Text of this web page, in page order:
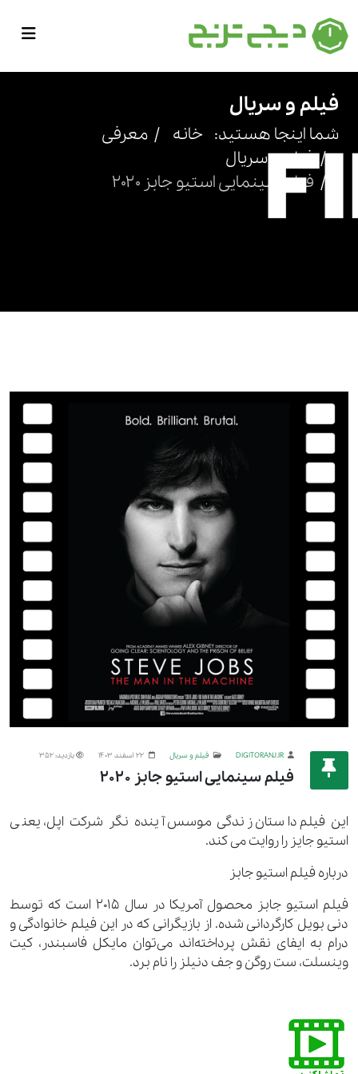
فیلم و سریال
شما اینجا هستید: خانه
معرفی
فیلم و سریال
فیلم سینمایی استیو جابز 2020
DIGITORANJ.IR فیلم و سریال 22 اسفند 1403 بازدید: 352
فیلم سینمایی استیو جابز 2020
این فیلم داستان زندگی موسس آینده نگر شرکت اپل، یعنی
استیو جایز را روایت می کند.
درباره فیلم استیو جابز
فیلم استیو جابز محصول آمریکا در سال 2015 است که توسط
دنی بویل کارگردانی شده. از بازیگرانی که در این فیلم خانوادگی و
درام به ایفای نقش پرداخته‌اند می‌توان مایکل فاسبندر، کیت
وینسلت، ست روگن و جف دنیلز را نام برد.